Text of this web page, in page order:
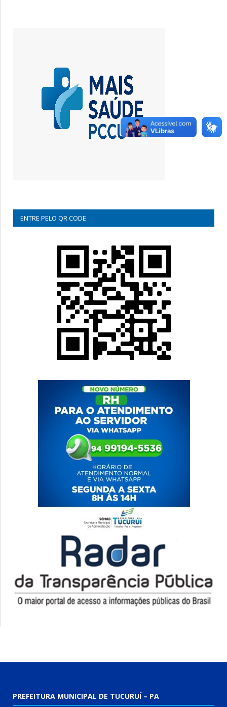
ENTRE PELO QR CODE
PREFEITURA MUNICIPAL DE TUCURUÍ – PA